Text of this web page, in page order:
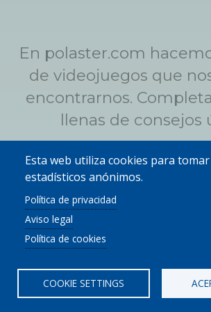
En polaster.com
de videojuegos que
encontrarnos.
llenas de consejos
Qué es Polaster
© POLASTER.COM.AVISO LEGAL
TÉRMINOS DE USO|POLÍTICA DE
Esta web utiliza cookies para
estadísticos anónimos.
Política de privacidad
Aviso legal
Política de cookies
COOKIE SETTINGS